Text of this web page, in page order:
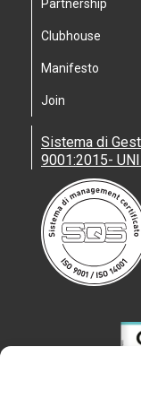
Partnership
Clubhouse
Manifesto
Join
Sistema di
9001:2015-